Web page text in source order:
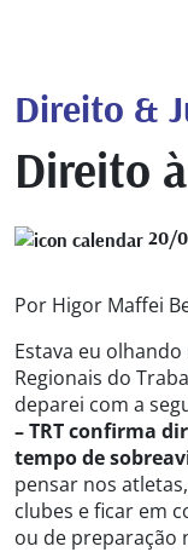
Direito &
Direito
20/
Por Higor Maffei
Estava eu
Regionais do
deparei com a
– TRT confirma
tempo de
pensar nos
clubes e ficar em
ou de preparação